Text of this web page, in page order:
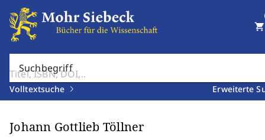
Suchbegriff
Volltextsuche Erweiterte
shopping_cart
Johann Gottlieb Töllner